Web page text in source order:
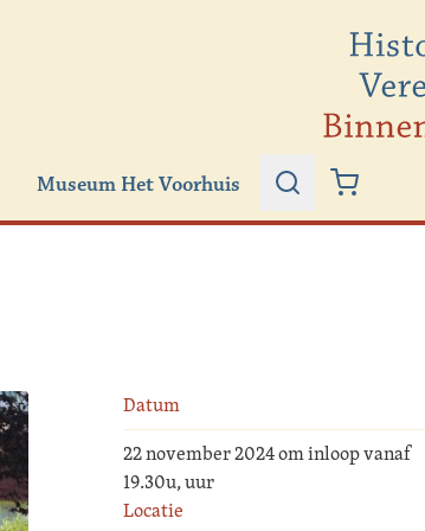
Museum Het Voorhuis
Zoeken
Datum
22 november 2024 om inloop vanaf
19.30u, uur
Locatie